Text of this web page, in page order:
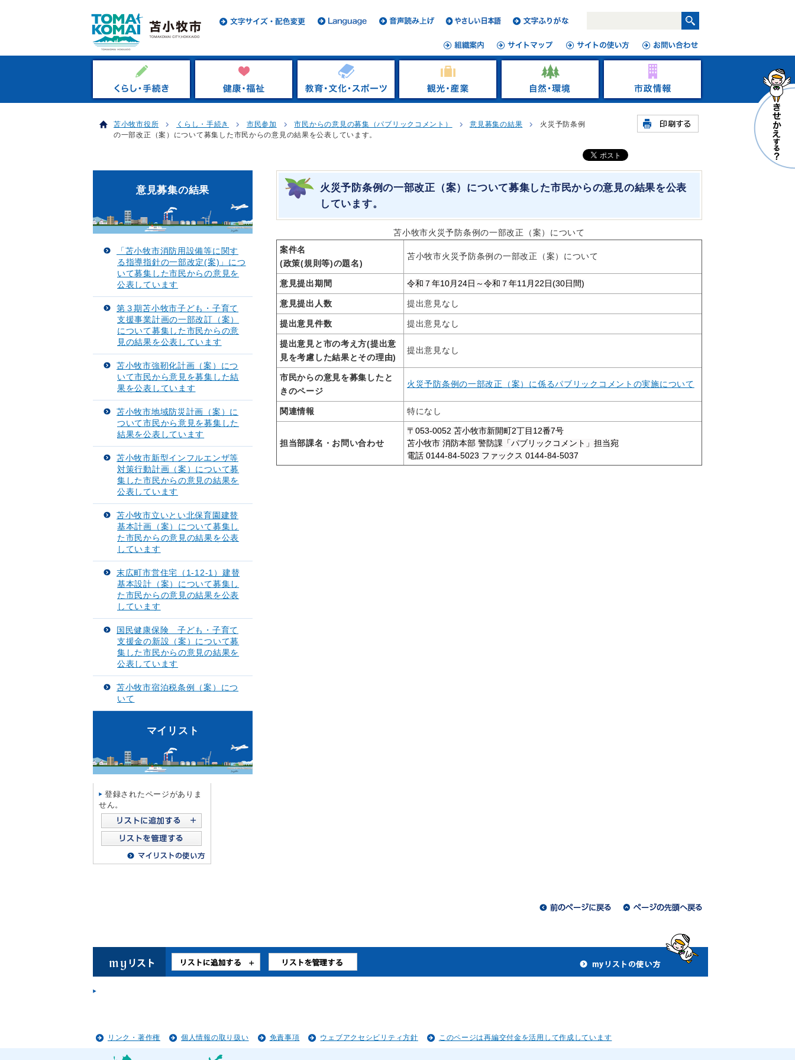
苫小牧市役所 くらし・手続き 市民参加 市民からの意見の募集（パブリックコメント） 意見募集の結果
火災予防条例
の一部改正（案）について募集した市民からの意見の結果を公表しています。
火災予防条例の一部改正（案）について募集した市民からの意見の結果を公表
しています。
苫小牧市火災予防条例の一部改正（案）について
案件名
(政策(規則等)の題名)
苫小牧市火災予防条例の一部改正（案）について
意見提出期間 令和７年10月24日～令和７年11月22日(30日間)
意見提出人数 提出意見なし
提出意見件数 提出意見なし
提出意見と市の考え方(提出意
見を考慮した結果とその理由)
提出意見なし
市民からの意見を募集したと
きのページ
火災予防条例の一部改正（案）に係るパブリックコメントの実施について
関連情報 特になし
担当部課名・お問い合わせ
〒053-0052 苫小牧市新開町2丁目12番7号
苫小牧市 消防本部 警防課「パブリックコメント」担当宛
電話 0144-84-5023 ファックス 0144-84-5037
意見募集の結果
「苫小牧市消防用設備等に関す
る指導指針の一部改定(案)」につ
いて募集した市民からの意見を
公表しています
第３期苫小牧市子ども・子育て
支援事業計画の一部改訂（案）
について募集した市民からの意
見の結果を公表しています
苫小牧市強靭化計画（案）につ
いて市民から意見を募集した結
果を公表しています
苫小牧市地域防災計画（案）に
ついて市民から意見を募集した
結果を公表しています
苫小牧市新型インフルエンザ等
対策行動計画（案）について募
集した市民からの意見の結果を
公表しています
苫小牧市立いとい北保育園建替
基本計画（案）について募集し
た市民からの意見の結果を公表
しています
末広町市営住宅（1-12-1）建替
基本設計（案）について募集し
た市民からの意見の結果を公表
しています
国民健康保険 子ども・子育て
支援金の新設（案）について募
集した市民からの意見の結果を
公表しています
苫小牧市宿泊税条例（案）につ
いて
マイリスト
登録されたページがありま
せん。
リンク・著作権 個人情報の取り扱い 免責事項 ウェブアクセシビリティ方針 このページは再編交付金を活用して作成しています